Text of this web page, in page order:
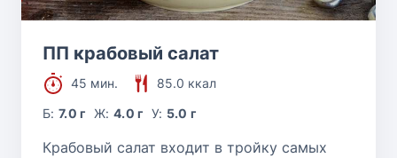
ПП крабовый салат
45 мин.
85.0 ккал
Б:7.0 г Ж: 4.0 г У: 5.0 г
Крабовый салат входит в тройку самых